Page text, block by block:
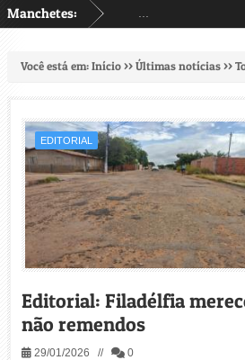
Manchetes:
Você está em:Início>> Últimas notícias >>
EDITORIAL
Editorial: Filadélfia
não remendos
29/01/2026 // 0